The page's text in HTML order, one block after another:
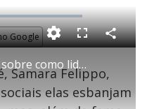
Google
Famosas desabafam sobre como lidar com o envelhecimento
F
l
s
c
e
C
o
i
l
Samara Felippo,
elas esbanjam